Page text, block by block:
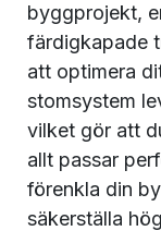
byggprojekt,
färdigkapade
att optimera
stomsystem
vilket gör att
allt passar
förenkla din
säkerställa